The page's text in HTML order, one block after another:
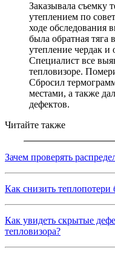
Заказывала съемку
утеплением по
ходе обследования
была обратная тяга
утепление чердак и
Специалист все
тепловизоре.
Сбросил
местами, а также
дефектов.
Читайте также
Зачем проверять
Как снизить теплопотери
Как увидеть скрытые
тепловизора?